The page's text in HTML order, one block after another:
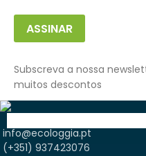
ASSINAR
Subscreva a nossa
muitos descontos
info@ecologgia.pt
(+351) 937423076